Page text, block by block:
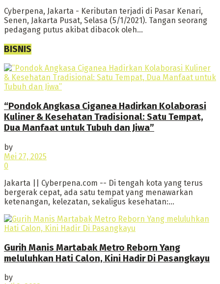
Cyberpena, Jakarta - Keributan terjadi di Pasar Kenari,
Senen, Jakarta Pusat, Selasa (5/1/2021). Tangan seorang
pedagang putus akibat dibacok oleh...
BISNIS
“Pondok Angkasa Ciganea Hadirkan Kolaborasi
Kuliner & Kesehatan Tradisional: Satu Tempat,
Dua Manfaat untuk Tubuh dan Jiwa”
by
Mei 27, 2025
0
Jakarta || Cyberpena.com -- Di tengah kota yang terus
bergerak cepat, ada satu tempat yang menawarkan
ketenangan, kelezatan, sekaligus kesehatan:...
Gurih Manis Martabak Metro Reborn Yang
meluluhkan Hati Calon, Kini Hadir Di Pasangkayu
by